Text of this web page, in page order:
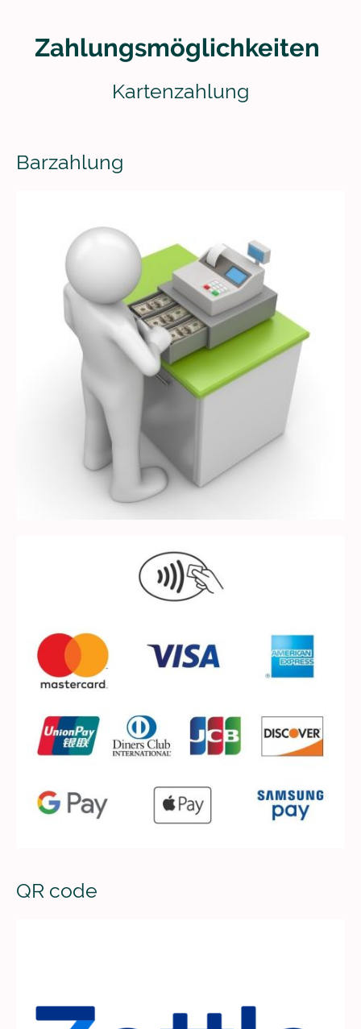
Zahlungsmöglichkeiten
Kartenzahlung
Barzahlung
QR code